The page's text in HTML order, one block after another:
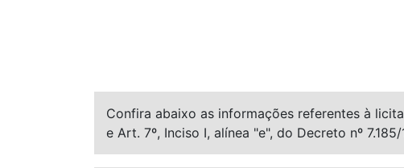
Confira abaixo as informações referentes à
e Art. 7º, Inciso I, alínea "e", do Decreto nº 7.185/